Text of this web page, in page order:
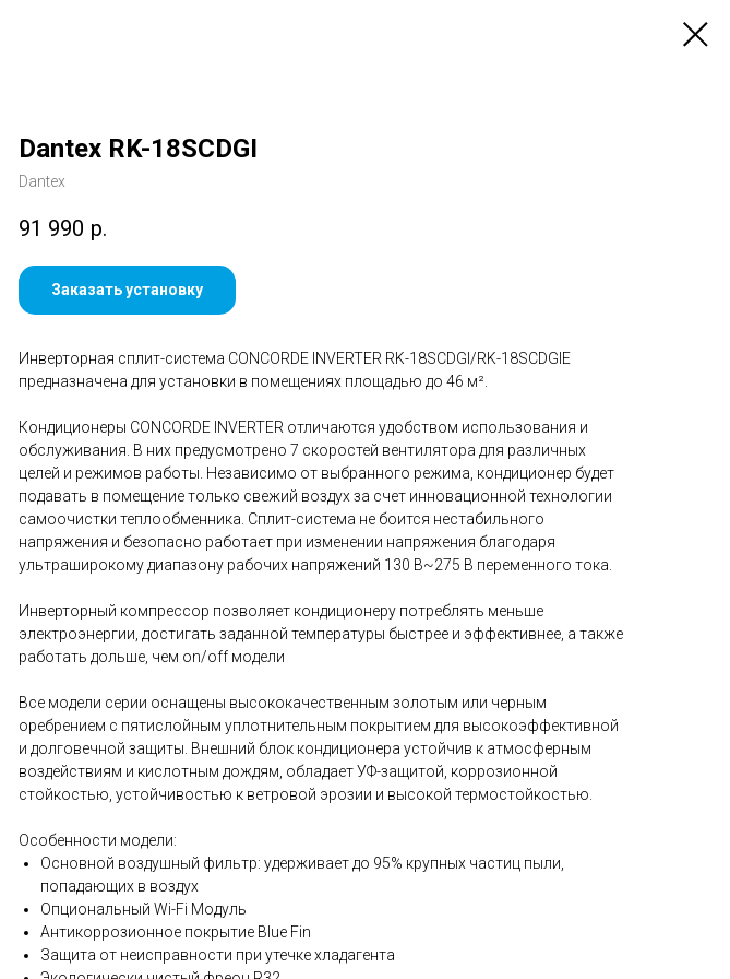
Dantex RK-18SCDGI
Dantex
91 990 р.
Заказать установку
Инверторная сплит-система CONCORDE INVERTER RK-18SCDGI/RK-18SCDGIE
предназначена для установки в помещениях площадью до 46 м².
Кондиционеры CONCORDE INVERTER отличаются удобством использования и
обслуживания. В них предусмотрено 7 скоростей вентилятора для различных
целей и режимов работы. Независимо от выбранного режима, кондиционер будет
подавать в помещение только свежий воздух за счет инновационной технологии
самоочистки теплообменника. Сплит-система не боится нестабильного
напряжения и безопасно работает при изменении напряжения благодаря
ультраширокому диапазону рабочих напряжений 130 В~275 В переменного тока.
Инверторный компрессор позволяет кондиционеру потреблять меньше
электроэнергии, достигать заданной температуры быстрее и эффективнее, а также
работать дольше, чем on/off модели
Все модели серии оснащены высококачественным золотым или черным
оребрением с пятислойным уплотнительным покрытием для высокоэффективной
и долговечной защиты. Внешний блок кондиционера устойчив к атмосферным
воздействиям и кислотным дождям, обладает УФ-защитой, коррозионной
стойкостью, устойчивостью к ветровой эрозии и высокой термостойкостью.
Особенности модели:
Основной воздушный фильтр: удерживает до 95% крупных частиц пыли,
попадающих в воздух
Опциональный Wi-Fi Модуль
Антикоррозионное покрытие Blue Fin
Защита от неисправности при утечке хладагента